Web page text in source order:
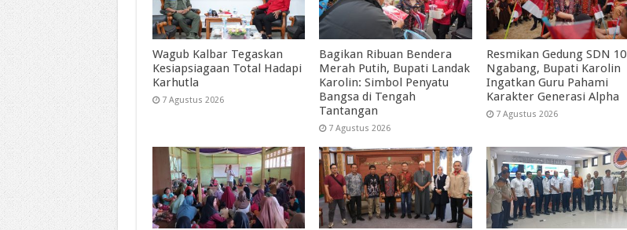
Wagub Kalbar Tegaskan
Kesiapsiagaan Total Hadapi
Karhutla
7 Agustus 2026
Bagikan Ribuan Bendera
Merah Putih, Bupati Landak
Karolin: Simbol Penyatu
Bangsa di Tengah
Tantangan
7 Agustus 2026
Resmikan Gedung SDN 10
Ngabang, Bupati Karolin
Ingatkan Guru Pahami
Karakter Generasi Alpha
7 Agustus 2026